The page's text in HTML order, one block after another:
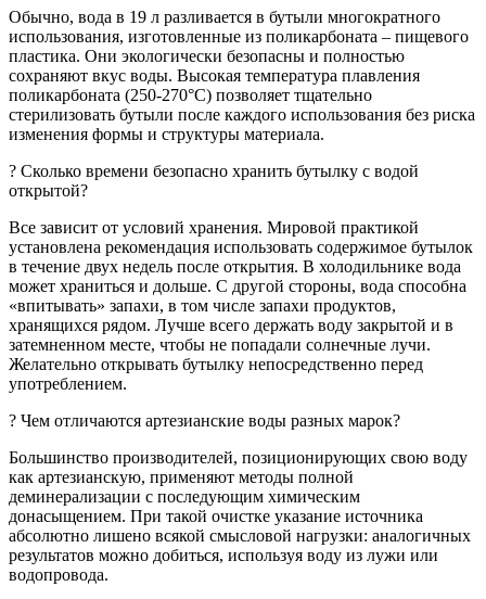
Обычно, вода в 19 л разливается в бутыли многократного
использования, изготовленные из поликарбоната – пищевого
пластика. Они экологически безопасны и полностью
сохраняют вкус воды. Высокая температура плавления
поликарбоната (250-270°C) позволяет тщательно
стерилизовать бутыли после каждого использования без риска
изменения формы и структуры материала.
? Сколько времени безопасно хранить бутылку c водой
открытой?
Все зависит от условий хранения. Мировой практикой
установлена рекомендация использовать содержимое бутылок
в течение двух недель после открытия. В холодильнике вода
может храниться и дольше. С другой стороны, вода способна
«впитывать» запахи, в том числе запахи продуктов,
хранящихся рядом. Лучше всего держать воду закрытой и в
затемненном месте, чтобы не попадали солнечные лучи.
Желательно открывать бутылку непосредственно перед
употреблением.
? Чем отличаются артезианские воды разных марок?
Большинство производителей, позиционирующих свою воду
как артезианскую, применяют методы полной
деминерализации с последующим химическим
донасыщением. При такой очистке указание источника
абсолютно лишено всякой смысловой нагрузки: аналогичных
результатов можно добиться, используя воду из лужи или
водопровода.